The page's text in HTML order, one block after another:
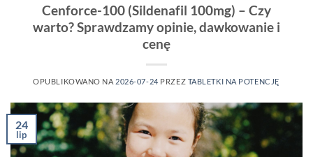
Cenforce-100 (Sildenafil 100mg) – Czy
warto? Sprawdzamy opinie, dawkowanie i
cenę
OPUBLIKOWANO NA 2026-07-24 PRZEZ TABLETKI NA POTENCJĘ
24
lip